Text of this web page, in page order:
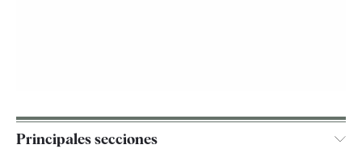
Principales secciones